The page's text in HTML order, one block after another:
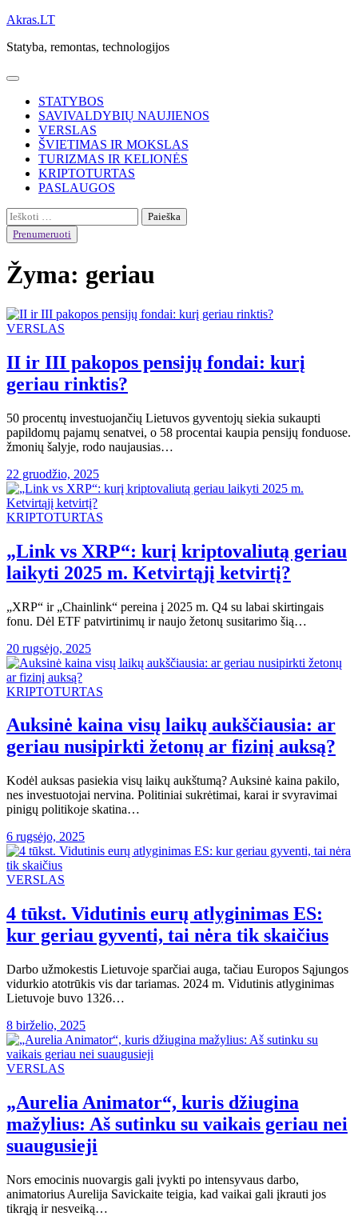
Skip
content
Akras.LT
Statyba, remontas, technologijos
STATYBOS
SAVIVALDYBIŲ NAUJIENOS
VERSLAS
ŠVIETIMAS IR MOKSLAS
TURIZMAS IR KELIONĖS
KRIPTOTURTAS
PASLAUGOS
Ieškoti:
Prenumeruoti
Žyma: geriau
VERSLAS
II ir III pakopos pensijų fondai: kurį
geriau rinktis?
50 procentų investuojančių Lietuvos gyventojų siekia sukaupti
papildomų pajamų senatvei, o 58 procentai kaupia pensijų fonduose.
žmonių šalyje, rodo naujausias…
22 gruodžio, 2025
KRIPTOTURTAS
„Link vs XRP“: kurį kriptovaliutą geriau
laikyti 2025 m. Ketvirtąjį ketvirtį?
„XRP“ ir „Chainlink“ pereina į 2025 m. Q4 su labai skirtingais
fonu. Dėl ETF patvirtinimų ir naujo žetonų susitarimo šią…
20 rugsėjo, 2025
KRIPTOTURTAS
Auksinė kaina visų laikų aukščiausia: ar
geriau nusipirkti žetonų ar fizinį auksą?
Kodėl auksas pasiekia visų laikų aukštumą? Auksinė kaina pakilo,
nes investuotojai nervina. Politiniai sukrėtimai, karai ir svyravimai
pinigų politikoje skatina…
6 rugsėjo, 2025
VERSLAS
4 tūkst. Vidutinis eurų atlyginimas ES:
kur geriau gyventi, tai nėra tik skaičius
Darbo užmokestis Lietuvoje sparčiai auga, tačiau Europos Sąjungos
vidurkio atotrūkis vis dar tariamas. 2024 m. Vidutinis atlyginimas
Lietuvoje buvo 1326…
8 birželio, 2025
VERSLAS
„Aurelia Animator“, kuris džiugina
mažylius: Aš sutinku su vaikais geriau nei
suaugusieji
Nors emocinis nuovargis gali įvykti po intensyvaus darbo,
animatorius Aurelija Savickaite teigia, kad vaikai gali įkrauti jos
tikrąją ir nesveiką…